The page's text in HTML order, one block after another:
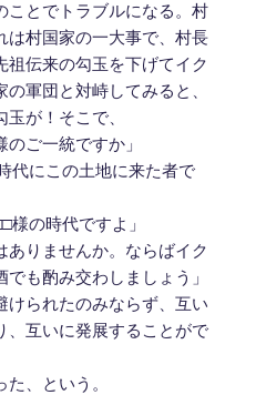
ことでトラブルになる。村
は村国家の一大事で、村長
祖伝来の勾玉を下げてイク
軍団と対峙してみると、
が！そこで、
のご一統ですか」
代にこの土地に来た者で
様の時代ですよ」
ありませんか。ならばイク
も酌み交わしましょう」
けられたのみならず、互い
、互いに発展することがで
、という。